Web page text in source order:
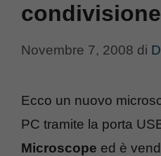
Novembre 7, 2008 di
Ecco un nuovo
PC tramite la porta
Microscope ed è